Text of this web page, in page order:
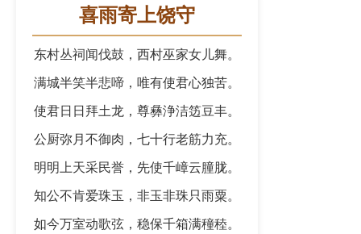
喜雨寄上饶守
东村丛祠闻伐鼓，西村巫家女儿舞。
满城半笑半悲啼，唯有使君心独苦。
使君日日拜土龙，尊彝浄洁笾豆丰。
公厨弥月不御肉，七十行老筋力充。
明明上天采民誉，先使千嶂云朣胧。
知公不肯爱珠玉，非玉非珠只雨粟。
如今万室动歌弦，稳保千箱满穜稑。